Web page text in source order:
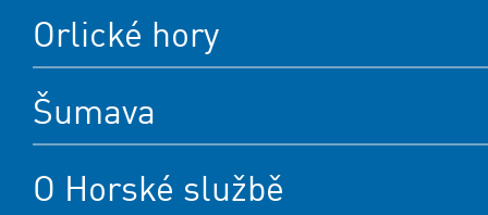
Orlické hory
Šumava
O Horské službě